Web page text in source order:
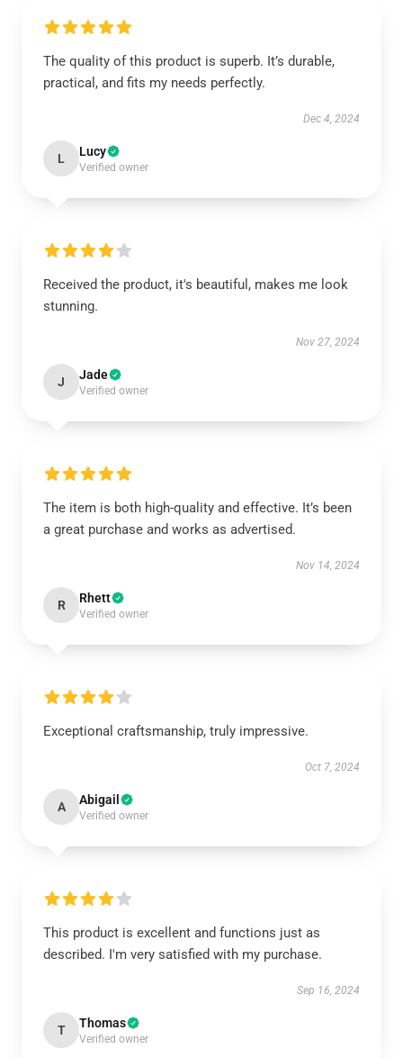
The quality of this product is superb. It’s durable,
practical, and fits my needs perfectly.
Dec 4, 2024
L Lucy
Verified owner
Received the product, it's beautiful, makes me look
stunning.
Nov 27, 2024
J Jade
Verified owner
The item is both high-quality and effective. It’s been
a great purchase and works as advertised.
Nov 14, 2024
R Rhett
Verified owner
Exceptional craftsmanship, truly impressive.
Oct 7, 2024
A Abigail
Verified owner
This product is excellent and functions just as
described. I'm very satisfied with my purchase.
Sep 16, 2024
T Thomas
Verified owner